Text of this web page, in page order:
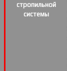
стропильной
системы